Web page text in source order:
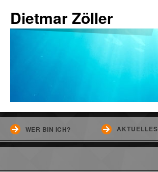
Dietmar Zöller
WER BIN ICH? AKTUELLES